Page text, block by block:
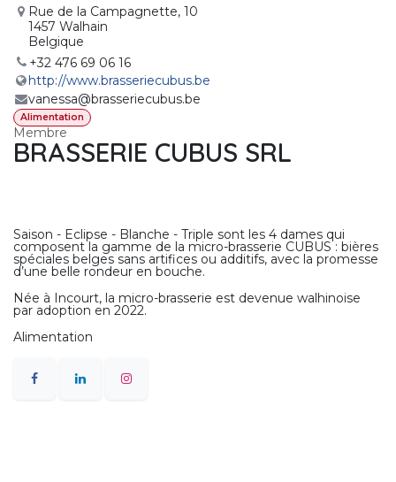
Rue de la Campagnette, 10
1457 Walhain
Belgique
+32 476 69 06 16
http://www.brasseriecubus.be
vanessa@brasseriecubus.be
Alimentation
Membre
BRASSERIE CUBUS SRL
Saison - Eclipse - Blanche - Triple sont les 4 dames qui
composent la gamme de la micro-brasserie CUBUS : bières
spéciales belges sans artifices ou additifs, avec la promesse
d’une belle rondeur en bouche.
Née à Incourt, la micro-brasserie est devenue walhinoise
par adoption en 2022.
Alimentation